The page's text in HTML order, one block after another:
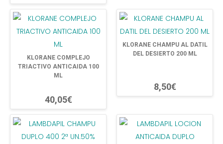
KLORANE COMPLEJO
TRIACTIVO ANTICAIDA 100
ML
40,05€
KLORANE CHAMPU AL DATIL
DEL DESIERTO 200 ML
8,50€